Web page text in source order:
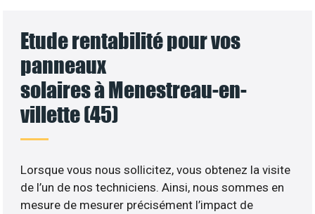
Etude rentabilité pour vos
panneaux
solaires à Menestreau-en-
villette (45)
Lorsque vous nous sollicitez, vous obtenez la visite
de l’un de nos techniciens. Ainsi, nous sommes en
mesure de mesurer précisément l’impact de